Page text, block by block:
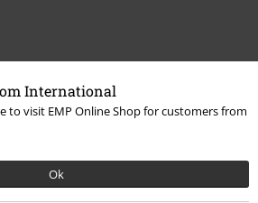
International
to visit EMP Online Shop for customers from
Ok
options.